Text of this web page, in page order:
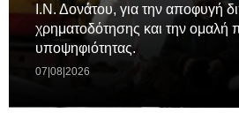
Ι.Ν. Δονάτου, για την αποφυγή
χρηματοδότησης και την ομαλή
υποψηφιότητας.
07|08|2026